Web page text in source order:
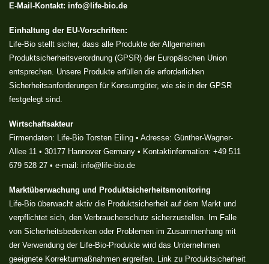
E-Mail-Kontakt: info@life-bio.de
Einhaltung der EU-Vorschriften:
Life-Bio stellt sicher, dass alle Produkte der Allgemeinen
Produktsicherheitsverordnung (GPSR) der Europäischen Union
entsprechen. Unsere Produkte erfüllen die erforderlichen
Sicherheitsanforderungen für Konsumgüter, wie sie in der GPSR
festgelegt sind.
Wirtschaftsakteur
Firmendaten: Life-Bio Torsten Eiling • Adresse: Günther-Wagner-
Allee 11 • 30177 Hannover Germany • Kontaktinformation: +49 511
679 528 27 • e-mail: info@life-bio.de
Marktüberwachung und Produktsicherheitsmonitoring
Life-Bio überwacht aktiv die Produktsicherheit auf dem Markt und
verpflichtet sich, den Verbraucherschutz sicherzustellen. Im Falle
von Sicherheitsbedenken oder Problemen im Zusammenhang mit
der Verwendung der Life-Bio-Produkte wird das Unternehmen
geeignete Korrekturmaßnahmen ergreifen. Link zu Produktsicherheit